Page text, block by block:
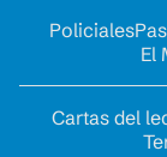
Policiales
El
Cartas del